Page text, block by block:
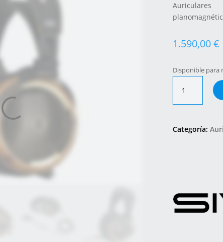
1.590,00€
Disponible para
Peacock
cantidad
Categoría: